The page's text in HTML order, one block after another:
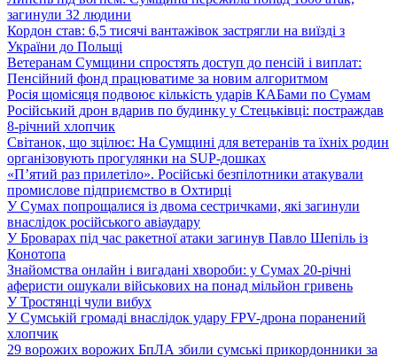
загинули 32 людини
Кордон став: 6,5 тисячі вантажівок застрягли на виїзді з
України до Польщі
Ветеранам Сумщини спростять доступ до пенсій і виплат:
Пенсійний фонд працюватиме за новим алгоритмом
Росія щомісяця подвоює кількість ударів КАБами по Сумам
Російський дрон вдарив по будинку у Стецьківці: постраждав
8-річний хлопчик
Світанок, що зцілює: На Сумщині для ветеранів та їхніх родин
організовують прогулянки на SUP-дошках
«П’ятий раз прилетіло». Російські безпілотники атакували
промислове підприємство в Охтирці
У Сумах попрощалися із двома сестричками, які загинули
внаслідок російського авіаудару
У Броварах під час ракетної атаки загинув Павло Шепіль із
Конотопа
Знайомства онлайн і вигадані хвороби: у Сумах 20-річні
аферисти ошукали військових на понад мільйон гривень
У Тростянці чули вибух
У Сумській громаді внаслідок удару FPV-дрона поранений
хлопчик
29 ворожих ворожих БпЛА збили сумські прикордонники за